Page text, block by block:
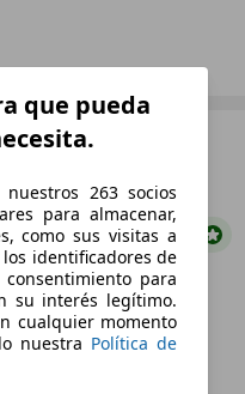
Súperoferta
que pueda
263 socios
para almacenar,
como sus visitas a
identificadores de
para
su interés legítimo.
cualquier momento
nuestra Política de